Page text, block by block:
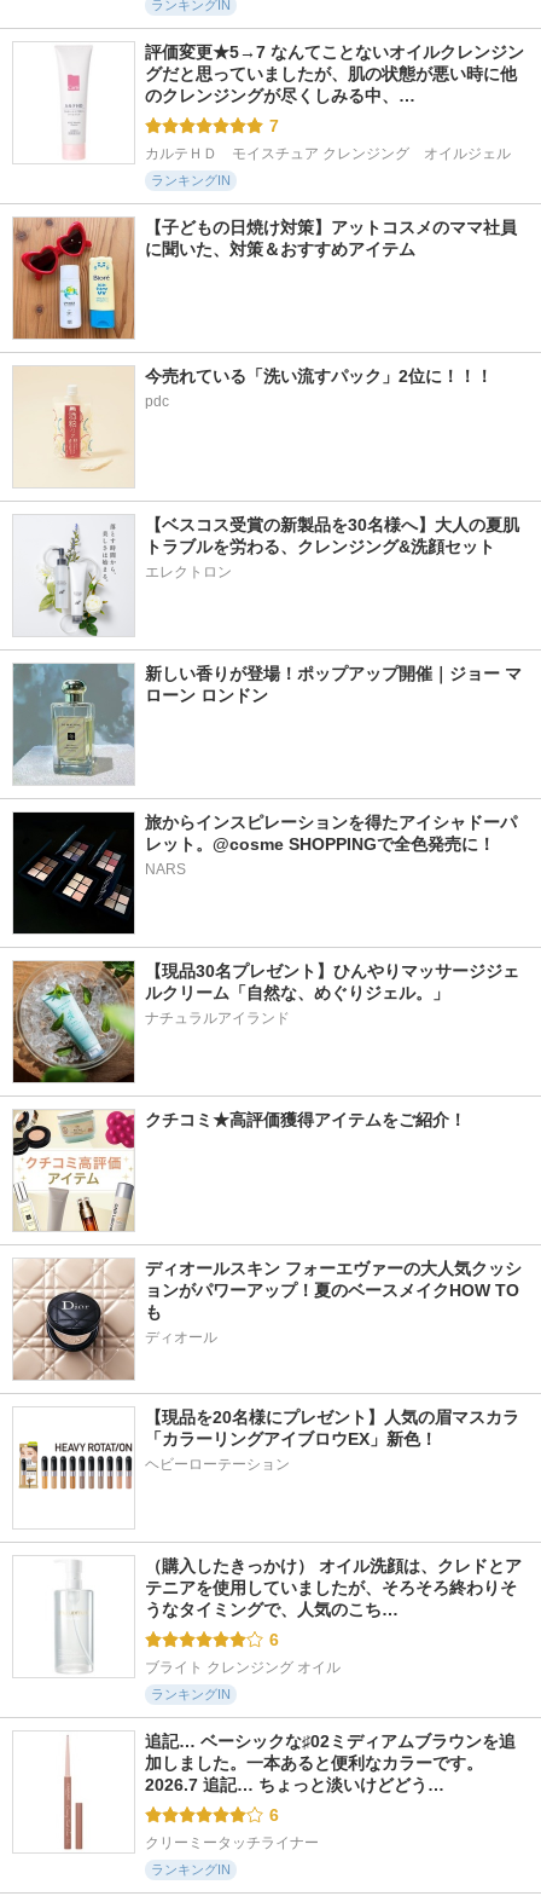
ランキングIN
評価変更★5→7 なんてことないオイルクレンジン
グだと思っていましたが、肌の状態が悪い時に他
のクレンジングが尽くしみる中、…
7
カルテＨＤ　モイスチュア クレンジング　オイルジェル
ランキングIN
【子どもの日焼け対策】アットコスメのママ社員
に聞いた、対策＆おすすめアイテム
今売れている「洗い流すパック」2位に！！！
pdc
【ベスコス受賞の新製品を30名様へ】大人の夏肌
トラブルを労わる、クレンジング&洗顔セット
エレクトロン
新しい香りが登場！ポップアップ開催｜ジョー マ
ローン ロンドン
旅からインスピレーションを得たアイシャドーパ
レット。@cosme SHOPPINGで全色発売に！
NARS
【現品30名プレゼント】ひんやりマッサージジェ
ルクリーム「自然な、めぐりジェル。」
ナチュラルアイランド
クチコミ★高評価獲得アイテムをご紹介！
ディオールスキン フォーエヴァーの大人気クッシ
ョンがパワーアップ！夏のベースメイクHOW TO
も
ディオール
【現品を20名様にプレゼント】人気の眉マスカラ
「カラーリングアイブロウEX」新色！
ヘビーローテーション
（購入したきっかけ） オイル洗顔は、クレドとア
テニアを使用していましたが、そろそろ終わりそ
うなタイミングで、人気のこち…
6
ブライト クレンジング オイル
ランキングIN
追記… ベーシックな♯02ミディアムブラウンを追
加しました。一本あると便利なカラーです。
2026.7 追記… ちょっと淡いけどどう…
6
クリーミータッチライナー
ランキングIN